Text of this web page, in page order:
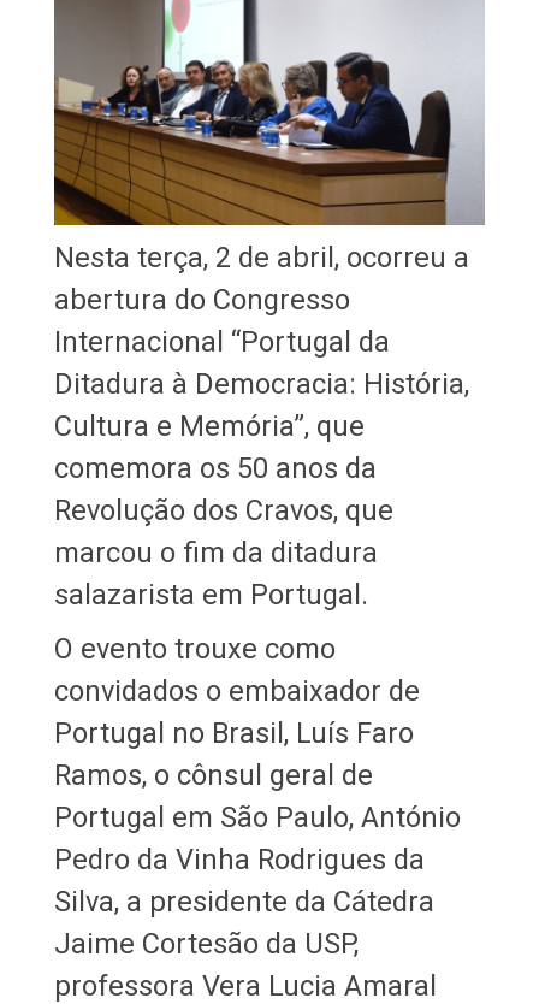
Nesta terça, 2 de abril, ocorreu a
abertura do Congresso
Internacional “Portugal da
Ditadura à Democracia: História,
Cultura e Memória”, que
comemora os 50 anos da
Revolução dos Cravos, que
marcou o fim da ditadura
salazarista em Portugal.
O evento trouxe como
convidados o embaixador de
Portugal no Brasil, Luís Faro
Ramos, o cônsul geral de
Portugal em São Paulo, António
Pedro da Vinha Rodrigues da
Silva, a presidente da Cátedra
Jaime Cortesão da USP,
professora Vera Lucia Amaral